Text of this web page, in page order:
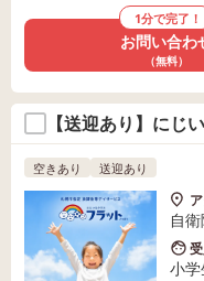
1分で完了！
お問い合わ
（無料）
【送迎あり】にじ
空きあり 送迎あり
自
小